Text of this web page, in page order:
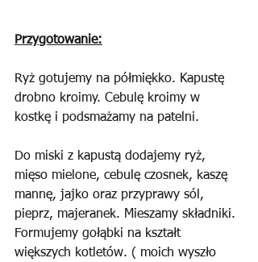
Przygotowanie:
Ryż gotujemy na półmiękko. Kapustę
drobno kroimy. Cebulę kroimy w
kostkę i podsmażamy na patelni.
Do miski z kapustą dodajemy ryż,
mięso mielone, cebulę czosnek, kaszę
mannę, jajko oraz przyprawy sól,
pieprz, majeranek. Mieszamy składniki.
Formujemy gołąbki na kształt
większych kotletów. ( moich wyszło